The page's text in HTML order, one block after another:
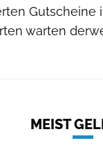
Gutscheine
warten
MEIST